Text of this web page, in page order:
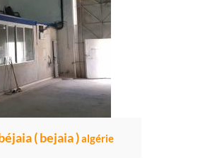
( bejaia )algérie